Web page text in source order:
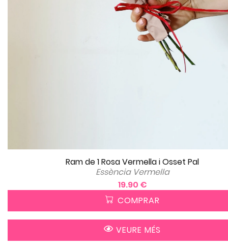
Ram de 1 Rosa Vermella i Osset Pal
Essència Vermella
19.90 €
COMPRAR
VEURE MÉS